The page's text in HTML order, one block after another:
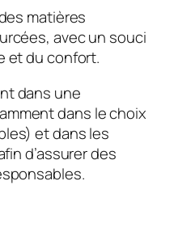
matières
avec un souci
et du confort.
dans une
dans le choix
et dans les
d’assurer des